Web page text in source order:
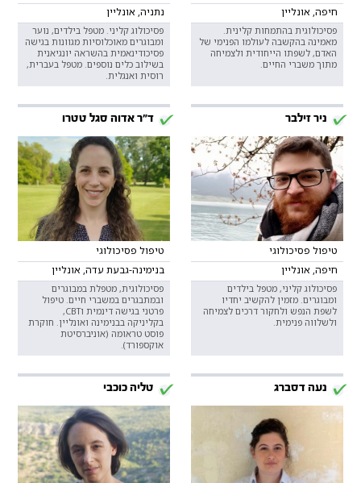
חיפה, אונליין
פסיכולוגית בהתמחות קלינית.
מאמינה בהקשבה לעולמו הפנימי של
האדם, לשפתו הייחודית ולצמיחה
מתוך משברי החיים.
נתניה, אונליין
פסיכולוג קליני. מטפל בילדים, נוער
ומבוגרים מאוכלוסיות מגוונות בגישה
פסיכודינאמית בהשראה יונגיאנית
בשילוב כלים נוספים. מטפל בעברית,
רוסית ואנגלית.
ניר זילבר
טיפול פסיכולוגי
חיפה, אונליין
פסיכולוג קליני, מטפל בילדים
ומבוגרים. מזמין להקשיב יחדיו
לשפת הנפש ולחקור דרכים לצמיחה
ולשלווה פנימית.
ד"ר אדוה סגל טטרו
טיפול פסיכולוגי
בנימינה-גבעת עדה, אונליין
פסיכולוגית, מטפלת במבוגרים
ובמתבגרים במשברי חיים. טיפול
פרטני בגישה דינמית וCBT,
בקליניקה בבנימינה ואונליין. חוקרת
פוסט טראומה (אוניברסיטת
אוקספורד).
נעה דסברג טליה כוכבי